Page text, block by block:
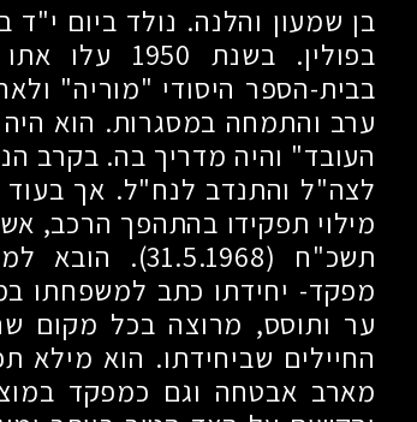
בן שמעון והלנה. נולד ביום
בפולין. בשנת 1950 עלו אתו
בבית-הספר היסודי "מוריה"
ערב והתמחה במסגרות. הוא
העובד" והיה מדריך בה. בקרב
לצה"ל והתנדב לנח"ל. אך
מילוי תפקידו בהתהפך הרכב,
תשכ"ח (31.5.1968)
. הובא
מפקד- יחידתו כתב למשפחתו
ער ותוסס, מרוצה בכל מקום
החיילים שביחידתו. הוא מילא
מארב אבטחה וגם כמפקד